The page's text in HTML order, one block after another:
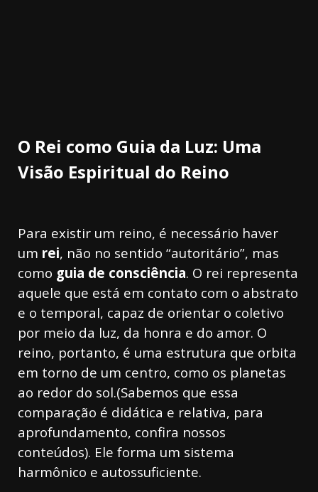
O Rei como Guia da Luz: Uma
Visão Espiritual do Reino
Para existir um reino, é necessário haver
um rei, não no sentido “autoritário”, mas
como guia de consciência. O rei representa
aquele que está em contato com o abstrato
e o temporal, capaz de orientar o coletivo
por meio da luz, da honra e do amor. O
reino, portanto, é uma estrutura que orbita
em torno de um centro, como os planetas
ao redor do sol.(Sabemos que essa
comparação é didática e relativa, para
aprofundamento, confira nossos
conteúdos). Ele forma um sistema
harmônico e autossuficiente.